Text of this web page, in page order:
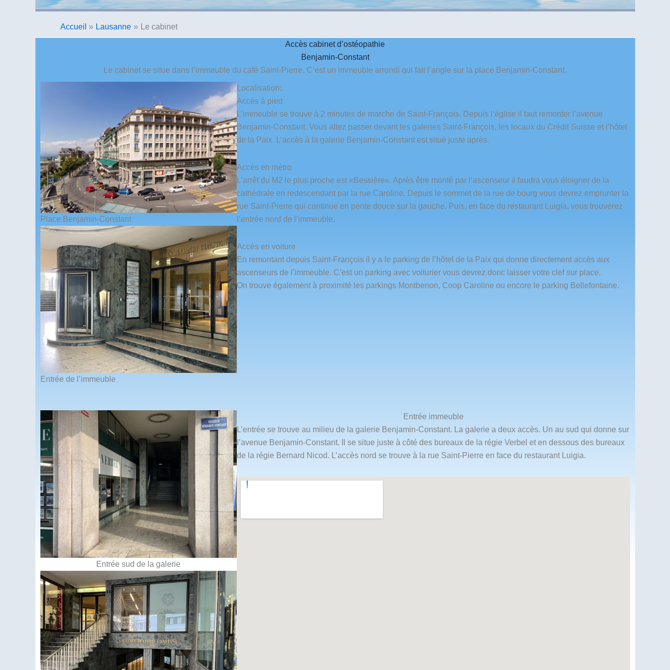
Accueil Lausanne Le cabinet
Accès cabinet d’ostéopathie
Benjamin-Constant
Le cabinet se situe dans l’immeuble du café Saint-Pierre. C’est un immeuble arrondi qui fait l’angle sur la place Benjamin-Constant.
Place Benjamin-Constant
Entrée de l’immeuble
Localisation:
Accès à pied
L’immeuble se trouve à 2 minutes de marche de Saint-François. Depuis l’église il faut remonter l’avenue
Benjamin-Constant. Vous allez passer devant les galeries Saint-François, les locaux du Crédit Suisse et l’hôtel
de la Paix. L’accès à la galerie Benjamin-Constant est situé juste après.
Accès en métro
L’arrêt du M2 le plus proche est «Bessière». Après être monté par l’ascenseur il faudra vous éloigner de la
cathédrale en redescendant par la rue Caroline. Depuis le sommet de la rue de bourg vous devrez emprunter la
rue Saint-Pierre qui continue en pente douce sur la gauche. Puis, en face du restaurant Luigia, vous trouverez
l’entrée nord de l’immeuble.
Accès en voiture
En remontant depuis Saint-François il y a le parking de l’hôtel de la Paix qui donne directement accès aux
ascenseurs de l’immeuble. C’est un parking avec voiturier vous devrez donc laisser votre clef sur place.
On trouve également à proximité les parkings Montbenon, Coop Caroline ou encore le parking Bellefontaine.
Entrée sud de la galerie
Entrée immeuble
L’entrée se trouve au milieu de la galerie Benjamin-Constant. La galerie a deux accès. Un au sud qui donne sur
l’avenue Benjamin-Constant. Il se situe juste à côté des bureaux de la régie Verbel et en dessous des bureaux
de la régie Bernard Nicod. L’accès nord se trouve à la rue Saint-Pierre en face du restaurant Luigia.